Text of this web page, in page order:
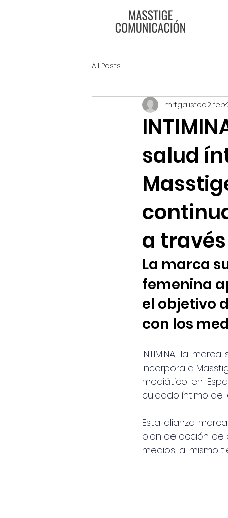
All Posts
salud
a
mrtgalisteo2 feb
La marca
femenina
el objetivo
con los
INTIMINA, la marca
incorpora a
mediático en
cuidado íntimo de
Esta alianza
plan de acción de
medios, al mismo